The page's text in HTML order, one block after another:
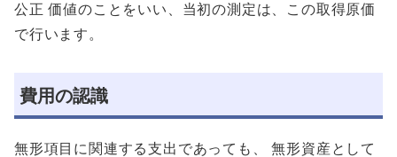
公正 価値のことをいい、当初の測定は、この取得原価
で行います。
費用の認識
無形項目に関連する支出であっても、 無形資産として